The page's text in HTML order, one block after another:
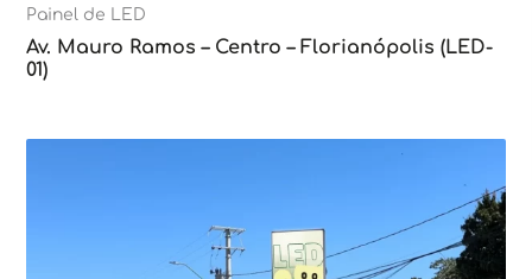
Painel de LED
Av. Mauro Ramos – Centro – Florianópolis (LED-
01)